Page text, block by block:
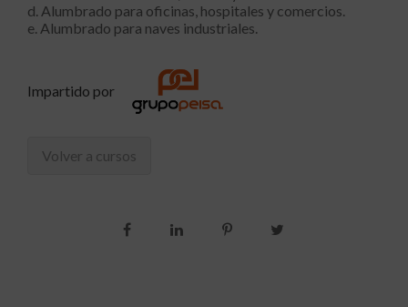
d. Alumbrado para oficinas, hospitales y comercios.
e. Alumbrado para naves industriales.
Impartido por
Volver a cursos